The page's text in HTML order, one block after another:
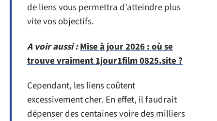
de liens vous permettra d’atteindre plus
vite vos objectifs.
A voir aussi :Mise à jour 2026 : où se
trouve vraiment 1jour1film 0825.site ?
Cependant, les liens coûtent
excessivement cher. En effet, il faudrait
dépenser des centaines voire des milliers